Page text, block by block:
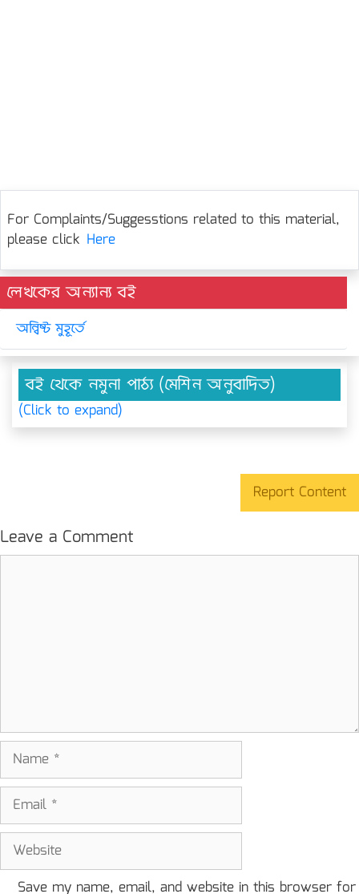
For Complaints/Suggesstions related to this material,
please click Here
লেখকের অন্যান্য বই
অন্বিষ্ট মুহূর্তে
বই থেকে নমুনা পাঠ্য (মেশিন অনুবাদিত)
(Click to expand)
Report Content
Leave a Comment
Name
Email
Website
Save my name, email, and website in this browser for